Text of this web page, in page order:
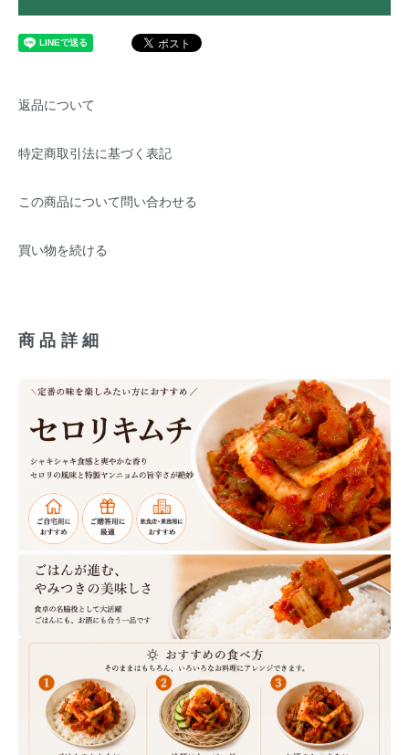
返品について
特定商取引法に基づく表記
この商品について問い合わせる
買い物を続ける
商品詳細